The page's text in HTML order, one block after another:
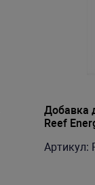
Добавка
Reef
Артикул: